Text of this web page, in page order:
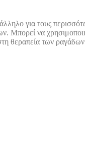
για τους
Μπορεί να
θεραπεία των